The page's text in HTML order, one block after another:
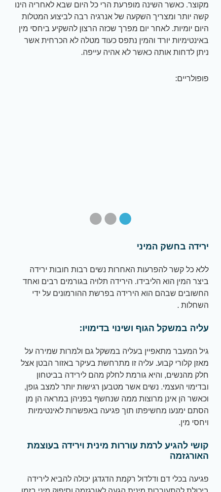
מקוצר. כאשר השינה מופרעת הרי כל היום שבא לאחריה הינו
קשה יותר ומצריך השקעה של אנרגיה רבה לביצוע המטלות
היום יומיות. לאחר יום מפרך שכזה הרצון להשקיע ביחסי מין
באינטימיות יורד והמין נתפס כעוד מטלה לא הכרחית אשר
ניתן לדחות אותה כאשר לא אהיה עייפה.
פופולריים:
ירידה בחשק המיני
ללא כל קשר להפרעות האחרות נשים רבות חובות ירידה
ביצר המין הוא הליבידו. הירידה תלויה בגורמים רבים ואחד
החשובים שבהם הוא הירידה בפרשת ההורמונים על ידי
השחלות .
עליה במשקל הגוף ושינוי בדימויו:
גיל המעבר מתאפיין בעליה במשקל גם ולמרות שמירה על
מאזן קלורי קבוע. עליה זו מתרחשת בעיקר באזור הבטן אצל
חלק מהנשים, והיא גורמת לחלק מהם לירידה בביטחון
ובדימוי העצמי. נשים אשר מטבען רגישות יותר למצב גופן,
וכאשר הן אינן מרוצות ממה שנחשף בפניהן במראה הן מן
הסתם ימנעו מחשיפתו תוך פגיעה באפשרות לאינטימיות
ויחסי מין.
קושי להגיע לרמת עוררות מינית וירידה בעוצמת
האורגזמה
פגיעה בכלי דם ודלדול רקמת הדגדגן יכולה להביא לירידה